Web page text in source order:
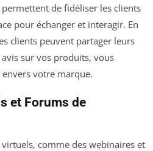
de fidéliser les clients
pour échanger et interagir. En
clients peuvent partager leurs
sur vos produits, vous
votre marque.
et Forums de
comme des webinaires et